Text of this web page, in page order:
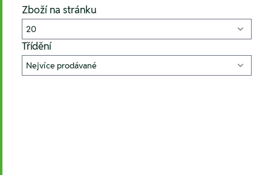
Zboží na stránku
Třídění